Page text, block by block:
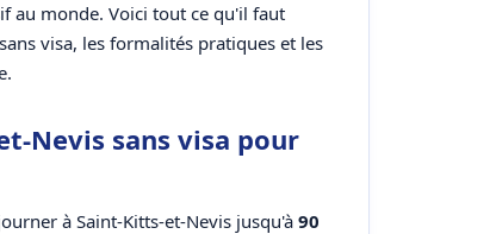
au monde. Voici tout ce qu'il faut
visa, les formalités pratiques et les
Nevis sans visa pour
à Saint-Kitts-et-Nevis jusqu'à 90